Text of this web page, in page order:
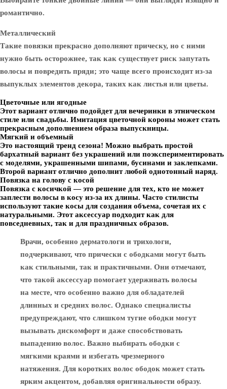
романтично.
Металлический
Такие повязки прекрасно дополняют прическу, но с ними
нужно быть осторожнее, так как существует риск запутать
волосы и повредить пряди; это чаще всего происходит из-за
выпуклых элементов декора, таких как листья или цветы.
Цветочные или ягодные
Этот вариант отлично подойдет для вечеринки в этническом
стиле или свадьбы. Имитация цветочной короны может стать
прекрасным дополнением образа выпускницы.
Мягкий и объемный
Это настоящий тренд сезона! Можно выбрать простой
бархатный вариант без украшений или поэкспериментировать
с моделями, украшенными шипами, бусинами и заклепками.
Второй вариант отлично дополнит любой однотонный наряд.
Повязка на голову с косой
Повязка с косичкой — это решение для тех, кто не может
заплести волосы в косу из-за их длины. Часто стилисты
используют такие косы для создания объема, сочетая их с
натуральными. Этот аксессуар подходит как для
повседневных, так и для праздничных образов.
Врачи, особенно дерматологи и трихологи,
подчеркивают, что прически с ободками могут быть
как стильными, так и практичными. Они отмечают,
что такой аксессуар помогает удерживать волосы
на месте, что особенно важно для обладателей
длинных и средних волос. Однако специалисты
предупреждают, что слишком тугие ободки могут
вызывать дискомфорт и даже способствовать
выпадению волос. Важно выбирать ободки с
мягкими краями и избегать чрезмерного
натяжения. Для коротких волос ободок может стать
ярким акцентом, добавляя оригинальности образу.